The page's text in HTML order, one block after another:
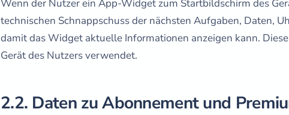
Wenn der Nutzer ein App-Widget zum Startbildschirm des
technischen Schnappschuss der nächsten Aufgaben, Daten,
damit das Widget aktuelle Informationen anzeigen kann.
Gerät des Nutzers verwendet.
2.2. Daten zu Abonnement und